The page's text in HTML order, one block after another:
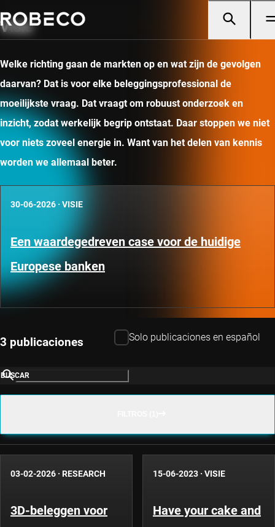
Visie
Welke richting gaan de markten op en wat zijn de gevolgen
daarvan? Dat is voor elke beleggingsprofessional de
moeilijkste vraag. Dat vraagt om robuust onderzoek en
inzicht, zodat werkelijk begrip ontstaat. Daar stoppen we niet
voor niets zoveel energie in. Want van het delen van kennis
worden we allemaal beter.
30-06-2026 · VISIE
Een waardegedreven case voor de huidige
Europese banken
3 publicaciones Solo publicaciones en español
BUSCAR
03-02-2026 · RESEARCH
3D-beleggen voor
15-06-2023 · VISIE
Have your cake and